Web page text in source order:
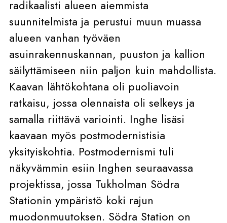
radikaalisti alueen aiemmista
suunnitelmista ja perustui muun muassa
alueen vanhan työväen
asuinrakennuskannan, puuston ja kallion
säilyttämiseen niin paljon kuin mahdollista.
Kaavan lähtökohtana oli puoliavoin
ratkaisu, jossa olennaista oli selkeys ja
samalla riittävä variointi. Inghe lisäsi
kaavaan myös postmodernistisia
yksityiskohtia. Postmodernismi tuli
näkyvämmin esiin Inghen seuraavassa
projektissa, jossa Tukholman Södra
Stationin ympäristö koki rajun
muodonmuutoksen. Södra Station on